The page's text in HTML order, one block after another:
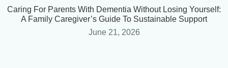
Caring For Parents With Dementia Without Losing Yourself:
A Family Caregiver’s Guide To Sustainable Support
June 21, 2026